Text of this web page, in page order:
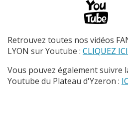
Retrouvez toutes nos vidéos
LYON sur Youtube : CLIQUEZ ICI
Vous pouvez également suivre
Youtube du Plateau d'Yzeron :